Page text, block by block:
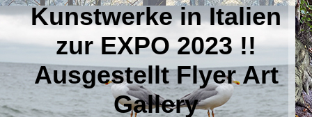
Kunstwerke in Italien
zur EXPO 2023 !!
Ausgestellt Flyer Art
Gallery